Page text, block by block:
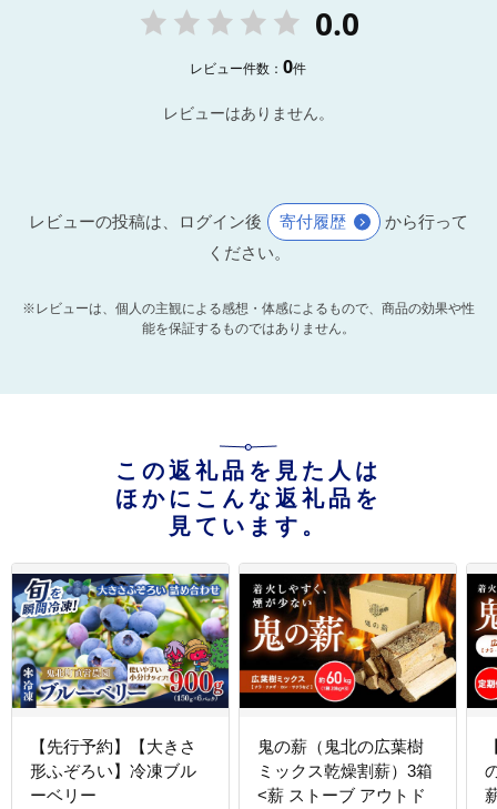
0.0
レビュー件数：0件
レビューはありません。
レビューの投稿は、ログイン後 寄付履歴
から行って
ください。
※レビューは、個人の主観による感想・体感によるもので、商品の効果や性
能を保証するものではありません。
この返礼品を見た人は
ほかにこんな返礼品を
見ています。
【先行予約】【大きさ
形ふぞろい】冷凍ブル
ーベリー
鬼の薪（鬼北の広葉樹
ミックス乾燥割薪）3箱
<薪 ストーブ アウトド